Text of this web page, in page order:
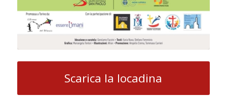
Scarica la locadina